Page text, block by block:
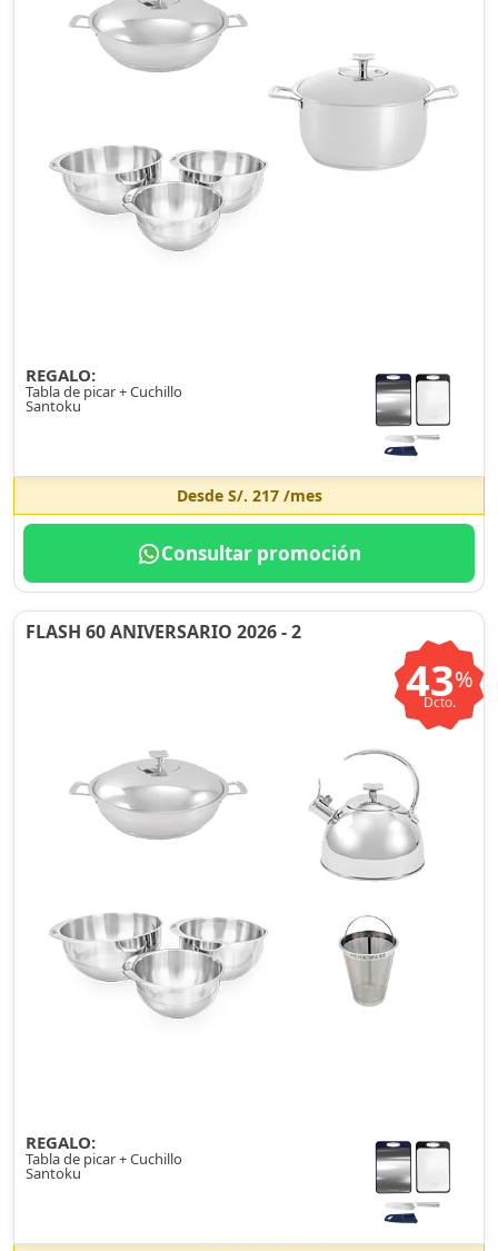
REGALO:
Tabla de picar + Cuchillo
Santoku
Desde S/. 217/mes
Consultar promoción
FLASH 60 ANIVERSARIO 2026 - 2
43%
Dcto.
REGALO:
Tabla de picar + Cuchillo
Santoku